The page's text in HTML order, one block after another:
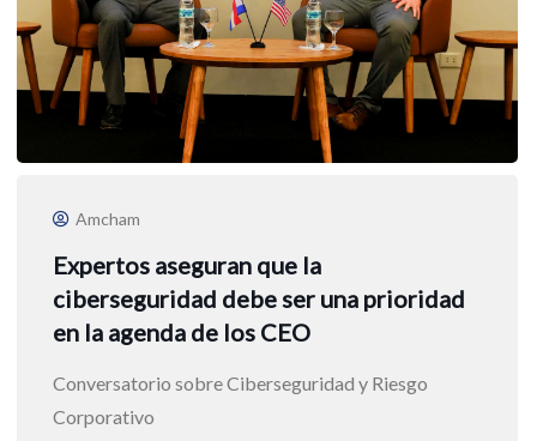
Amcham
Expertos aseguran que la
ciberseguridad debe ser una prioridad
en la agenda de los CEO
Conversatorio sobre Ciberseguridad y Riesgo
Corporativo